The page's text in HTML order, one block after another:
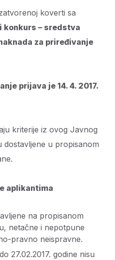
koverti sa
konkurs – sredstva
za priređivanje
prijava je 14. 4. 2017.
kriterije iz ovog Javnog
dostavljene u propisanom
aplikantima
na propisanom
netačne i nepotpune
pravno neispravne.
27.02.2017. godine nisu